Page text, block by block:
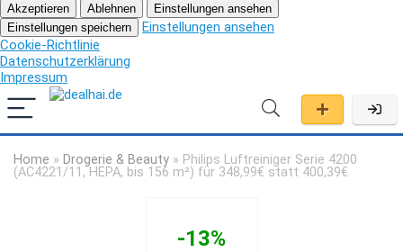
Akzeptieren Ablehnen
Einstellungen ansehen
Einstellungen speichern
Einstellungen ansehen
Cookie-Richtlinie
Datenschutzerklärung
Impressum
Home » Drogerie & Beauty » Philips Luftreiniger Serie 4200
(AC4221/11, HEPA, bis 156 m²) für 348,99€ statt 400,39€
-13%